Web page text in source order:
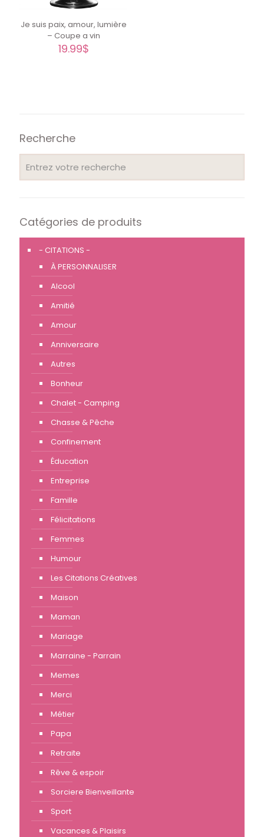
Je suis paix, amour, lumière
– Coupe a vin
19.99$
Recherche
Catégories de produits
- CITATIONS -
À PERSONNALISER
Alcool
Amitié
Amour
Anniversaire
Autres
Bonheur
Chalet - Camping
Chasse & Pêche
Confinement
Éducation
Entreprise
Famille
Félicitations
Femmes
Humour
Les Citations Créatives
Maison
Maman
Mariage
Marraine - Parrain
Memes
Merci
Métier
Papa
Retraite
Rêve & espoir
Sorciere Bienveillante
Sport
Vacances & Plaisirs